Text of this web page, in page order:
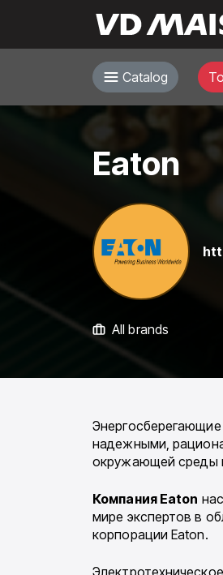
Catalog
Eaton
All brands
Энергосберегающие
надежными,
окружающей среды
Компания Eaton
мире экспертов в
корпорации Eaton.